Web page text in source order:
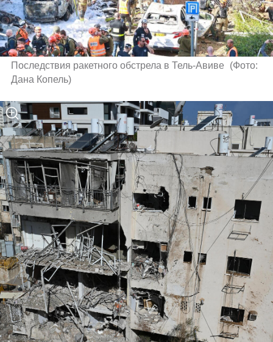
Последствия ракетного обстрела в Тель-Авиве (Фото:
Дана Копель)